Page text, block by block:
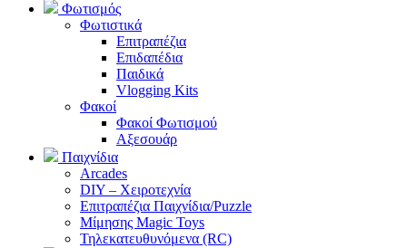
Φωτισμός
Φωτιστικά
Επιτραπέζια
Επιδαπέδια
Παιδικά
Vlogging Kits
Φακοί
Φακοί Φωτισμού
Αξεσουάρ
Παιχνίδια
Arcades
DIY – Χειροτεχνία
Επιτραπέζια Παιχνίδια/Puzzle
Μίμησης Magic Toys
Τηλεκατευθυνόμενα (RC)